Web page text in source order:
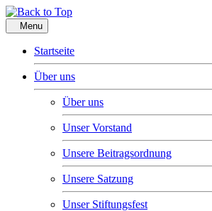
Menu
Startseite
Über uns
Über uns
Unser Vorstand
Unsere Beitragsordnung
Unsere Satzung
Unser Stiftungsfest